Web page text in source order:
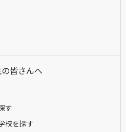
皆さんへ
す
校を探す